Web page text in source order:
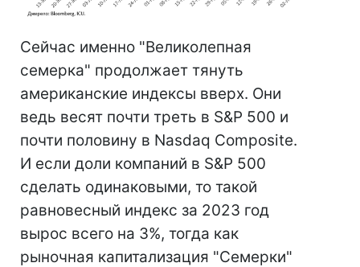
Сейчас именно "Великолепная
семерка" продолжает тянуть
американские индексы вверх. Они
ведь весят почти треть в S&P 500 и
почти половину в Nasdaq Composite.
И если доли компаний в S&P 500
сделать одинаковыми, то такой
равновесный индекс за 2023 год
вырос всего на 3%, тогда как
рыночная капитализация "Семерки"